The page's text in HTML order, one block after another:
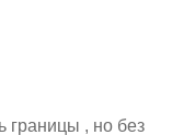
границы , но без